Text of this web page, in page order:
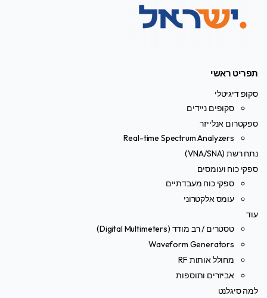
תפריט ראשי
סקופ דיגיטלי
סקופים ניידים
ספקטרום אנלייזר
Real-time Spectrum Analyzers
נתח רשת (VNA/SNA)
ספקי כוח ועומסים
ספקי כוח מעבדתיים
עומס אלקטרוני
עוד
טסטרים / רב מודד (Digital Multimeters)
Waveform Generators
מחולל אותות RF
אביזרים ותוספות
למה סיגלנט